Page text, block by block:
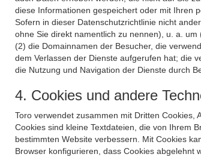
diese Informationen gespeichert oder mit Ihren
Sofern in dieser Datenschutzrichtlinie nicht
ohne Sie direkt namentlich zu nennen), u. a.
(2) die Domain­namen der Besucher, die
dem Verlassen der Dienste aufgerufen hat; die
die Nutzung und Navigation der Dienste durch
4. Cookies und andere
Toro verwendet zusammen mit Dritten Cookies,
Cookies sind kleine Textdateien, die von Ihrem
bestimmten Website verbessern. Mit Cookies
Browser konfigurieren, dass Cookies abgelehnt